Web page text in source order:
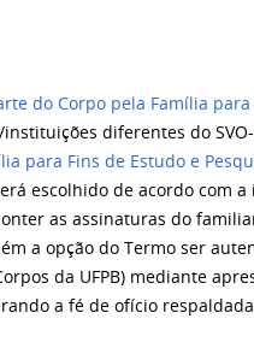
do Corpo pela Família
diferentes do
para Fins de Estudo e
escolhido de acordo com
as assinaturas do
a opção do Termo ser
da UFPB) mediante
a fé de ofício respaldada